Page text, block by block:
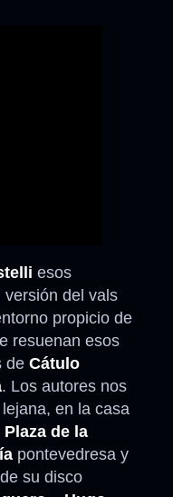
esos
versión del vals
propicio de
resuenan esos
de Cátulo
. Los autores nos
en la casa
Plaza de la
pontevedresa y
su disco